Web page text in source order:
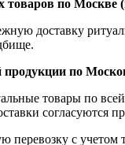
товаров по
доставку
продукции по
товары по
согласуются
перевозку с учетом